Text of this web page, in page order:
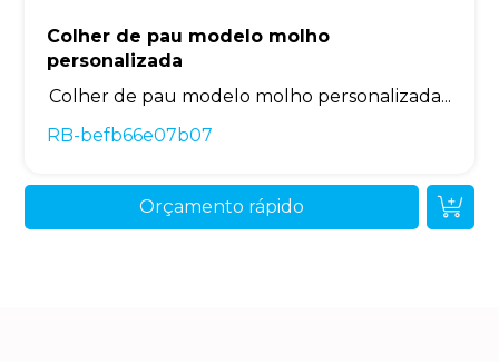
Colher de pau modelo molho
personalizada
Colher de pau modelo molho personalizada...
RB-befb66e07b07
Orçamento rápido